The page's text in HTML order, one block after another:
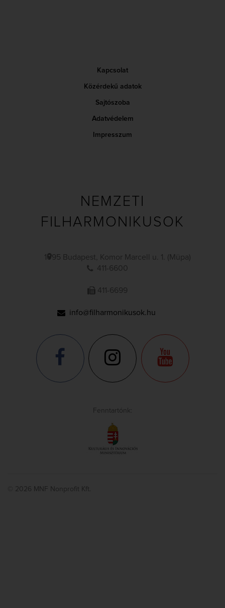
Kapcsolat
Közérdekű adatok
Sajtószoba
Adatvédelem
Impresszum
NEMZETI
FILHARMONIKUSOK
1095 Budapest, Komor Marcell u. 1. (Müpa)
411-6600
411-6699
info@filharmonikusok.hu
Fenntartónk:
© 2026 MNF Nonprofit Kft.